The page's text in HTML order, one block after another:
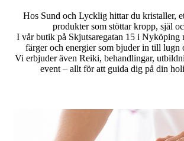
Hos Sund och Lycklig hittar du kristaller,
produkter som stöttar kropp, själ
I vår butik på Skjutsaregatan 15 i Nyköping
färger och energier som bjuder in till lugn
Vi erbjuder även Reiki, behandlingar,
event – allt för att guida dig på din